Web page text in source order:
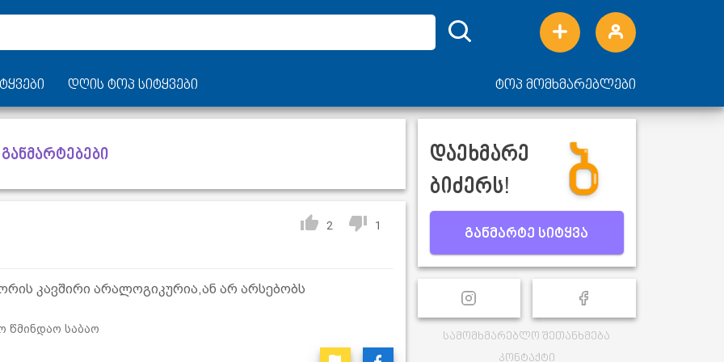
დღის ტოპ სიტყვები ტოპ მომხმარებლები
2 1
კავშირი არალოგიკურია,ან არ არსებობს
წმინდაო საბაო
დაეხმარე
ბიძერს!
განმარტე სიტყვა
სამომხმარებლო შეთანხმება
კონტაქტი